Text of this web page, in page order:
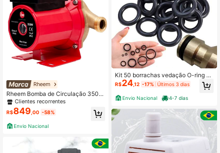
Rheem
Rheem Bomba de Circulação 350W
- Vazão Máxima 58 l/min - 127V
Clientes recorrentes
R$849 ,00 -58%
Envio Nacional
Kit 50 borrachas vedação O-ring p/
torneira e registro
R$24,12 -17% Últimos 3 dias
Envio Nacional 4-7 dias